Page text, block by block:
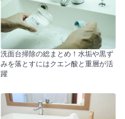
洗面台掃除の総まとめ！水垢や黒ず
みを落とすにはクエン酸と重層が活
躍